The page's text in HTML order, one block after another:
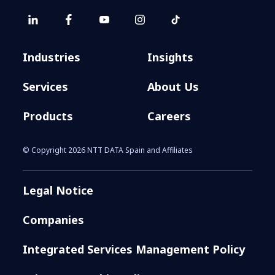
Industries
Services
Products
Insights
About Us
Careers
© Copyright 2026 NTT DATA Spain and Affiliates
Legal Notice
Companies
Integrated Services Management Policy